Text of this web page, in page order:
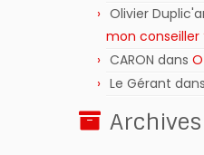
Olivier
mon conseiller
CARON dans
Le Gérant dans
Archives